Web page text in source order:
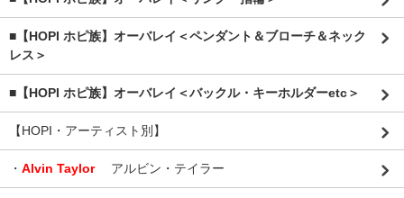
■【HOPI ホピ族】オーバレイ＜ペンダント＆ブローチ＆ネック
レス＞
■【HOPI ホピ族】オーバレイ＜バックル・キーホルダーetc＞
【HOPI・アーティスト別】
・ Alvin Taylor アルビン・テイラー